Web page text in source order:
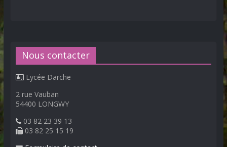
Nous contacter
Lycée Darche
2 rue Vauban
54400 LONGWY
03 82 23 39 13
03 82 25 15 19